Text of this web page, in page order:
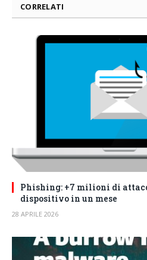
CORRELATI
Phishing: +7 milioni di
dispositivo in un mese
28 APRILE 2026